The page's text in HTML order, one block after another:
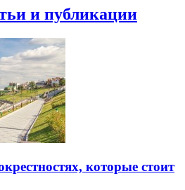
и публикации
которые стоит